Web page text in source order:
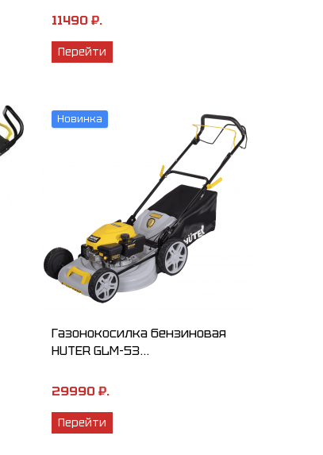
11490 ₽.
Перейти
Новинка
Газонокосилка бензиновая
HUTER GLM-53...
29990 ₽.
Перейти